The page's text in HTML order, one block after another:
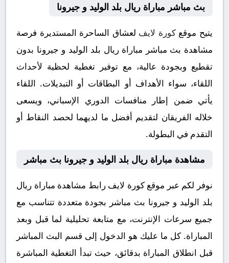
بث مباشر مباراة ريال بلد الوليد و جيرونا
يتيح موقعكورة لايف لعشاق الساحرة المستديرة فرصة
مشاهدة بث مباشر مباراة ريال بلد الوليد و جيرونا بدون
تقطيع وبجودة عالية، مع توفير تغطية لحظية لأحداث
اللقاء، سواء الأهداف أو البطاقات أو التبديلات. اللقاء
يأتي ضمن إطار منافسات الدوري الإسباني، ويسعى
خلاله الفريقان لتقديم أفضل ما لديهما لحصد النقاط أو
التقدم في البطولة.
مشاهدة مباراة ريال بلد الوليد و جيرونا بث مباشر
نوفر لكم عبر موقع كورة لايف رابط مشاهدة مباراة ريال
بلد الوليد و جيرونا بث مباشر بجودة متعددة تتناسب مع
جميع سرعات الإنترنت، مع متابعة تحليلية لما قبل وبعد
المباراة. كل ما عليك هو الدخول إلى قسم البث المباشر
قبل انطلاق المباراة بدقائق، حيث تبدأ التغطية المباشرة